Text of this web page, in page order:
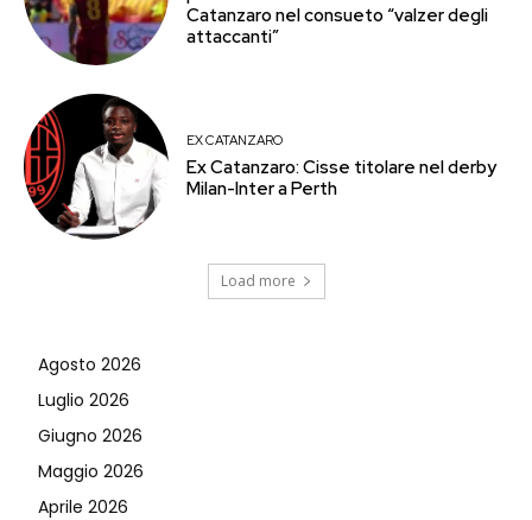
Catanzaro nel consueto “valzer degli
attaccanti”
EX CATANZARO
Ex Catanzaro: Cisse titolare nel derby
Milan-Inter a Perth
Load more
Agosto 2026
Luglio 2026
Giugno 2026
Maggio 2026
Aprile 2026